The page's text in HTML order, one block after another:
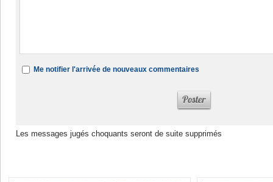
Me notifier l'arrivée de nouveaux commentaires
Les messages jugés choquants seront de suite supprimés